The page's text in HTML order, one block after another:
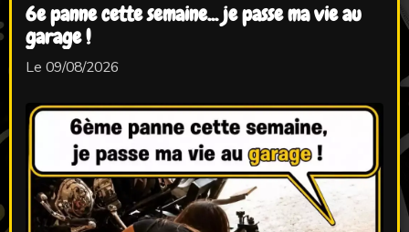
6e panne cette semaine... je passe ma vie au
garage !
Le 09/08/2026